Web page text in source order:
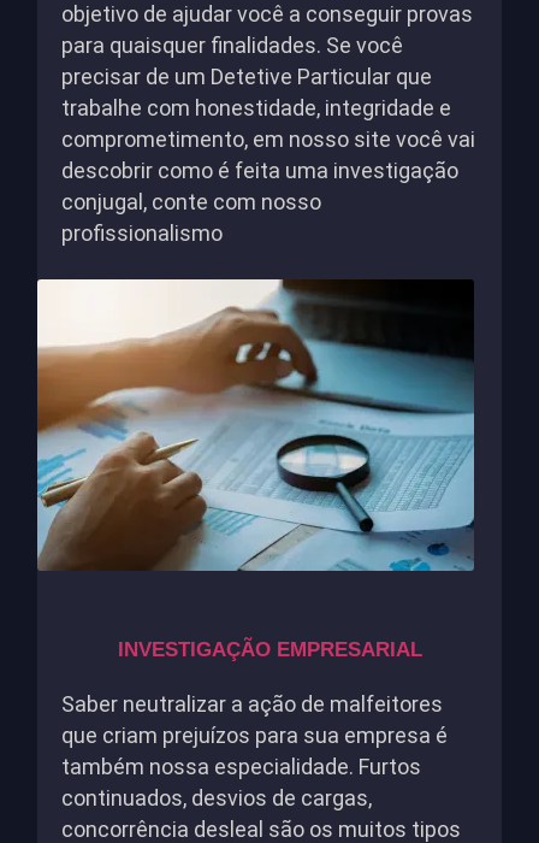
objetivo de ajudar você a conseguir provas
para quaisquer finalidades. Se você
precisar de um Detetive Particular que
trabalhe com honestidade, integridade e
comprometimento, em nosso site você vai
descobrir como é feita uma investigação
conjugal, conte com nosso
profissionalismo
INVESTIGAÇÃO EMPRESARIAL
Saber neutralizar a ação de malfeitores
que criam prejuízos para sua empresa é
também nossa especialidade. Furtos
continuados, desvios de cargas,
concorrência desleal são os muitos tipos